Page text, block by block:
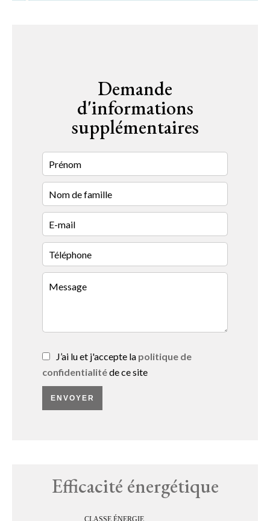
Demande
d'informations
supplémentaires
J’ai lu et j'accepte la politique de
confidentialitéde ce site
ENVOYER
Efficacité énergétique